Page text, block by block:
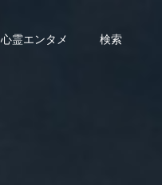
心霊エンタメ 検索